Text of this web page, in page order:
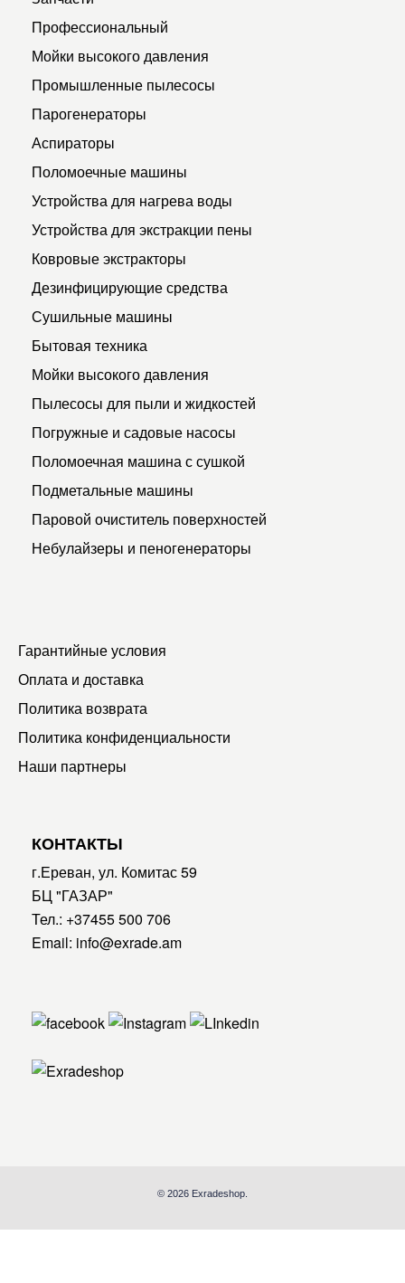
Профессиональный
Мойки высокого давления
Промышленные пылесосы
Парогенераторы
Аспираторы
Поломоечные машины
Устройства для нагрева воды
Устройства для экстракции пены
Ковровые экстракторы
Дезинфицирующие средства
Сушильные машины
Бытовая техника
Мойки высокого давления
Пылесосы для пыли и жидкостей
Погружные и садовые насосы
Поломоечная машина с сушкой
Подметальные машины
Паровой очиститель поверхностей
Небулайзеры и пеногенераторы
Гарантийные условия
Оплата и доставка
Политика возврата
Политика конфиденциальности
Наши партнеры
КОНТАКТЫ
г.Ереван, ул. Комитас 59
БЦ "ГАЗАР"
Тел.: +37455 500 706
Email: info@exrade.am
© 2026 Exradeshop.